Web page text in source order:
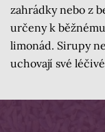
zahrádky nebo z
určeny k
limonád. Sirupy
uchovají své